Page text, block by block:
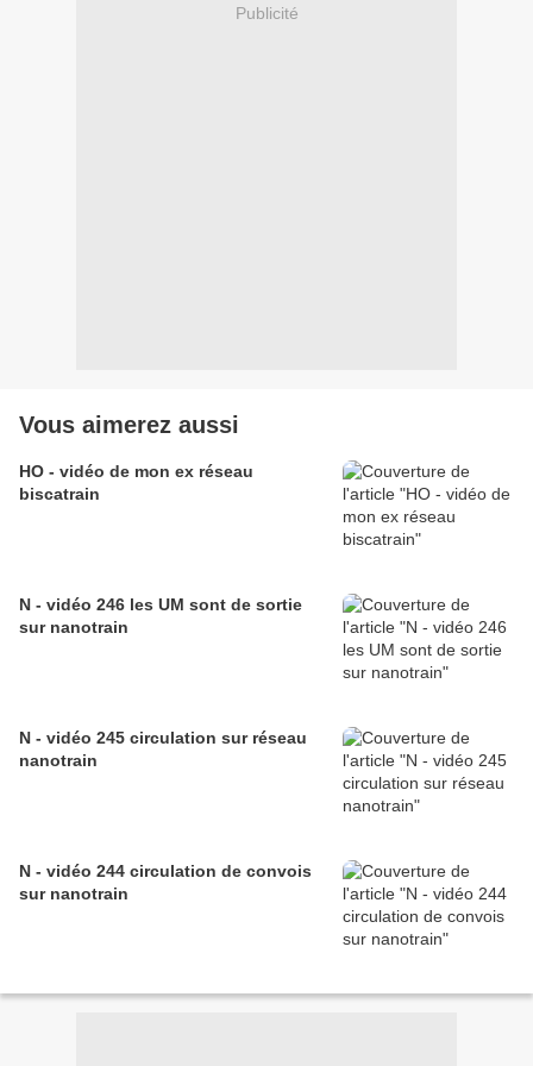
Publicité
Vous aimerez aussi
HO - vidéo de mon ex réseau
biscatrain
N - vidéo 246 les UM sont de sortie
sur nanotrain
N - vidéo 245 circulation sur réseau
nanotrain
N - vidéo 244 circulation de convois
sur nanotrain